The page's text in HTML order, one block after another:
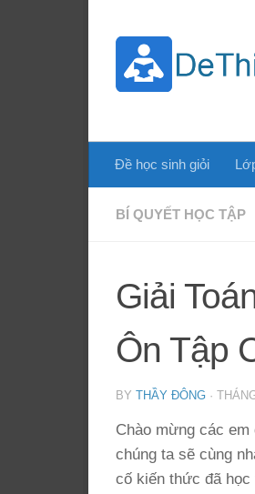
Đề học sinh giỏi
BÍ QUYẾT HỌC TẬP
Giải
Ôn Tập
BY THẦY ĐÔNG ·
Chào mừng các
chúng ta sẽ cùng
cố kiến thức đã